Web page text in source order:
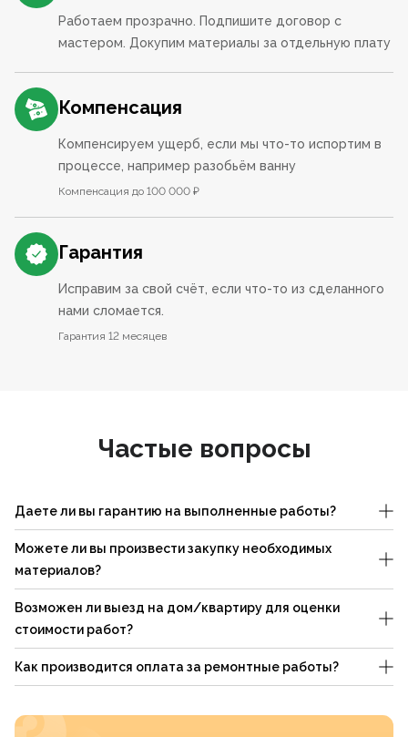
Работаем прозрачно. Подпишите договор с
мастером. Докупим материалы за отдельную плату
Компенсация
Компенсируем ущерб, если мы что-то испортим в
процессе, например разобьём ванну
Компенсация до 100 000 ₽
Гарантия
Исправим за свой счёт, если что-то из сделанного
нами сломается.
Гарантия 12 месяцев
Частые вопросы
Даете ли вы гарантию на выполненные работы?
Можете ли вы произвести закупку необходимых
материалов?
Возможен ли выезд на дом/квартиру для оценки
стоимости работ?
Как производится оплата за ремонтные работы?